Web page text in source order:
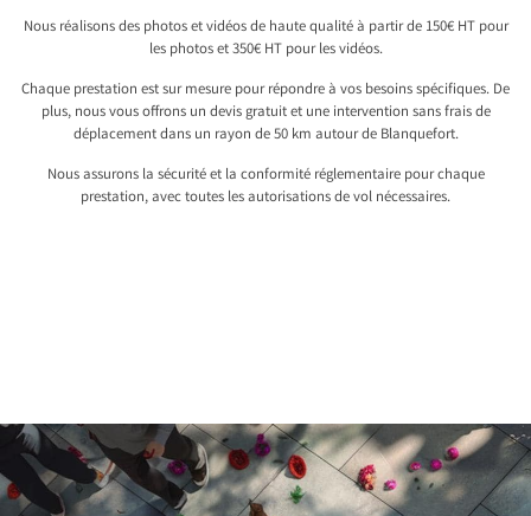
Nous réalisons des photos et vidéos de haute qualité à partir de 150€ HT pour
les photos et 350€ HT pour les vidéos.
Chaque prestation est sur mesure pour répondre à vos besoins spécifiques. De
plus, nous vous offrons un devis gratuit et une intervention sans frais de
déplacement dans un rayon de 50 km autour de Blanquefort.
Nous assurons la sécurité et la conformité réglementaire pour chaque
prestation, avec toutes les autorisations de vol nécessaires.